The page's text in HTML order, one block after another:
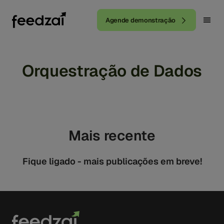
Agende demonstração
Orquestração de Dados
Mais recente
Fique ligado - mais publicações em breve!